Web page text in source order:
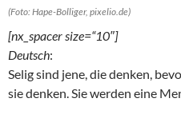
(Foto: Hape-Bolliger, pixelio.de)
[nx_spacer size=“10″]
Deutsch:
Selig sind jene, die denken,
sie denken. Sie werden eine